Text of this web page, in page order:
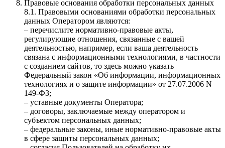
Правовые основания обработки персональных данных
8.1. Правовыми основаниями обработки персональных
данных Оператором являются:
– перечислите нормативно-правовые акты,
регулирующие отношения, связанные с вашей
деятельностью, например, если ваша деятельность
связана с информационными технологиями, в частности
с созданием сайтов, то здесь можно указать
Федеральный закон «Об информации, информационных
технологиях и о защите информации» от 27.07.2006 N
149-ФЗ;
– уставные документы Оператора;
– договоры, заключаемые между оператором и
субъектом персональных данных;
– федеральные законы, иные нормативно-правовые акты
в сфере защиты персональных данных;